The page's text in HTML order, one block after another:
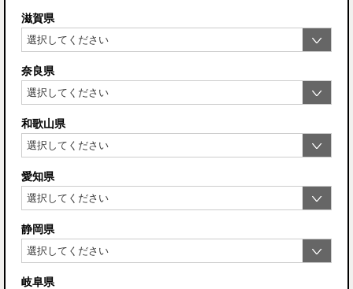
滋賀県
奈良県
和歌山県
愛知県
静岡県
岐阜県